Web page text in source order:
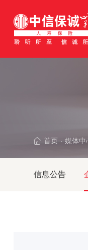
首页 · 媒体中
信息公告